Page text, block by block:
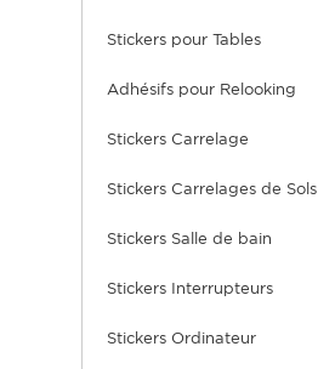
Stickers pour Tables
Adhésifs pour Relooking
Stickers Carrelage
Stickers Carrelages de Sols
Stickers Salle de bain
Stickers Interrupteurs
Stickers Ordinateur